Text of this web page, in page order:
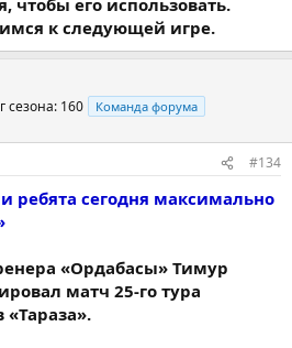
к следующей игре.
сезона: 160 Команда форума
#134
ребята сегодня максимально
«Ордабасы» Тимур
матч 25-го тура